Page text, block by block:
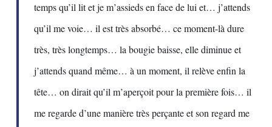
temps qu’il lit et je m’assieds en face de lui et… j’attends
qu’il me voie… il est très absorbé… ce moment-là dure
très, très longtemps… la bougie baisse, elle diminue et
j’attends quand même… à un moment, il relève enfin la
tête… on dirait qu’il m’aperçoit pour la première fois… il
me regarde d’une manière très perçante et son regard me